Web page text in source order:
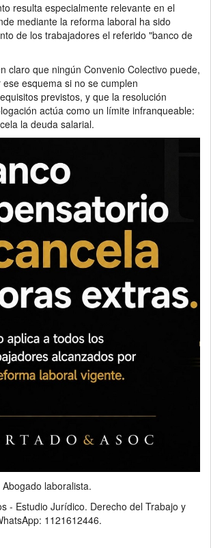
resulta especialmente relevante en el
mediante la reforma laboral ha sido
de los trabajadores el referido "banco de
claro que ningún Convenio Colectivo puede,
esquema si no se cumplen
previstos, y que la resolución
actúa como un límite infranqueable:
la deuda salarial.
laboralista.
- Estudio Jurídico. Derecho del Trabajo y
1121612446.